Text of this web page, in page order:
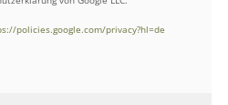
policies.google.com/privacy?hl=de